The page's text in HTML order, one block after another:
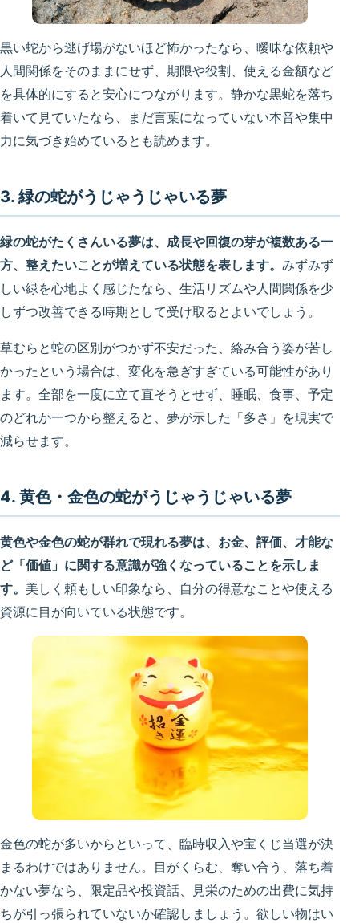
黒い蛇から逃げ場がないほど怖かったなら、曖昧な依頼や
人間関係をそのままにせず、期限や役割、使える金額など
を具体的にすると安心につながります。静かな黒蛇を落ち
着いて見ていたなら、まだ言葉になっていない本音や集中
力に気づき始めているとも読めます。
3. 緑の蛇がうじゃうじゃいる夢
緑の蛇がたくさんいる夢は、成長や回復の芽が複数ある一
方、整えたいことが増えている状態を表します。 みずみず
しい緑を心地よく感じたなら、生活リズムや人間関係を少
しずつ改善できる時期として受け取るとよいでしょう。
草むらと蛇の区別がつかず不安だった、絡み合う姿が苦し
かったという場合は、変化を急ぎすぎている可能性があり
ます。全部を一度に立て直そうとせず、睡眠、食事、予定
のどれか一つから整えると、夢が示した「多さ」を現実で
減らせます。
4. 黄色・金色の蛇がうじゃうじゃいる夢
黄色や金色の蛇が群れで現れる夢は、お金、評価、才能な
ど「価値」に関する意識が強くなっていることを示しま
す。 美しく頼もしい印象なら、自分の得意なことや使える
資源に目が向いている状態です。
金色の蛇が多いからといって、臨時収入や宝くじ当選が決
まるわけではありません。目がくらむ、奪い合う、落ち着
かない夢なら、限定品や投資話、見栄のための出費に気持
ちが引っ張られていないか確認しましょう。欲しい物はい